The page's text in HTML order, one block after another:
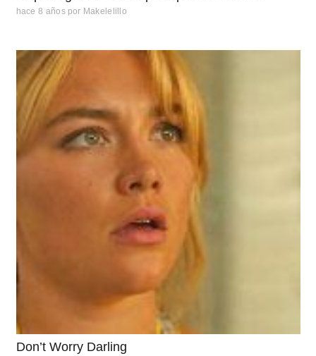
hace 8 años por Makelelillo
Don’t Worry Darling